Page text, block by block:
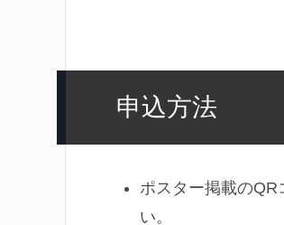
申込方法
ポスター掲載のQR
い。